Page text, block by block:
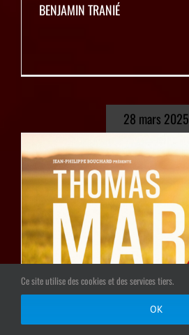
BENJAMIN TRANIÉ
28 mars 2025
Ce site utilise des cookies et des services tiers.
OK